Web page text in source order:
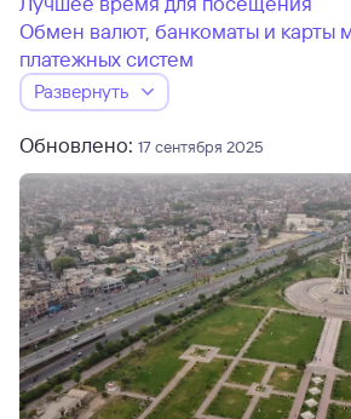
Обмен валют, банкоматы и карты
платежных систем
Развернуть
Обновлено: 17 сентября 2025